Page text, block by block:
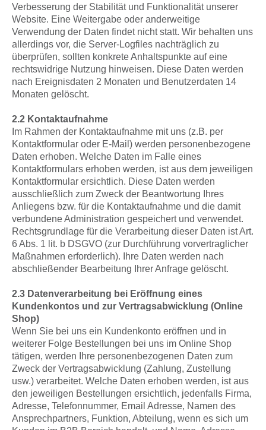
Verbesserung der Stabilität und Funktionalität unserer
Website. Eine Weitergabe oder anderweitige
Verwendung der Daten findet nicht statt. Wir behalten uns
allerdings vor, die Server-Logfiles nachträglich zu
überprüfen, sollten konkrete Anhaltspunkte auf eine
rechtswidrige Nutzung hinweisen. Diese Daten werden
nach Ereignisdaten 2 Monaten und Benutzerdaten 14
Monaten gelöscht.
2.2 Kontaktaufnahme
Im Rahmen der Kontaktaufnahme mit uns (z.B. per
Kontaktformular oder E-Mail) werden personenbezogene
Daten erhoben. Welche Daten im Falle eines
Kontaktformulars erhoben werden, ist aus dem jeweiligen
Kontaktformular ersichtlich. Diese Daten werden
ausschließlich zum Zweck der Beantwortung Ihres
Anliegens bzw. für die Kontaktaufnahme und die damit
verbundene Administration gespeichert und verwendet.
Rechtsgrundlage für die Verarbeitung dieser Daten ist Art.
6 Abs. 1 lit. b DSGVO (zur Durchführung vorvertraglicher
Maßnahmen erforderlich). Ihre Daten werden nach
abschließender Bearbeitung Ihrer Anfrage gelöscht.
2.3 Datenverarbeitung bei Eröffnung eines
Kundenkontos und zur Vertragsabwicklung (Online
Shop)
Wenn Sie bei uns ein Kundenkonto eröffnen und in
weiterer Folge Bestellungen bei uns im Online Shop
tätigen, werden Ihre personenbezogenen Daten zum
Zweck der Vertragsabwicklung (Zahlung, Zustellung
usw.) verarbeitet. Welche Daten erhoben werden, ist aus
den jeweiligen Bestellungen ersichtlich, jedenfalls Firma,
Adresse, Telefonnummer, Email Adresse, Namen des
Ansprechpartners, Funktion, Abteilung, wenn es sich um